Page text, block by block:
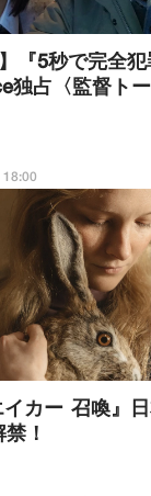
『5秒で完全
独占〈監督ト
イカー 召喚』
！